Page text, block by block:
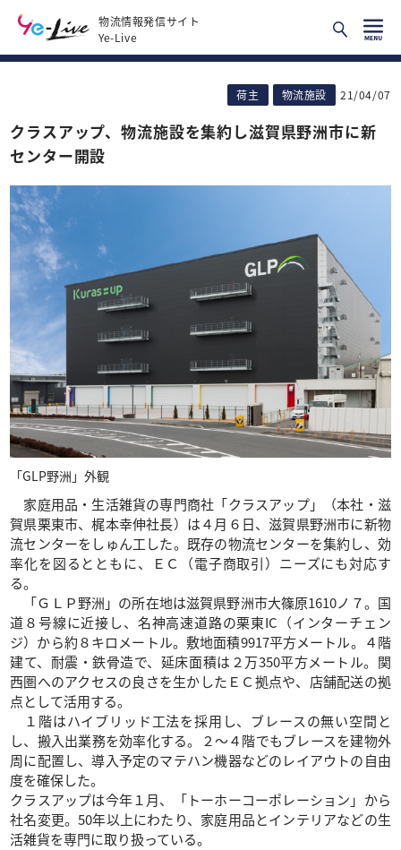
物流情報発信サイト
Ye-Live
荷主 物流施設 21/04/07
クラスアップ、物流施設を集約し滋賀県野洲市に新
センター開設
「GLP野洲」外観
家庭用品・生活雑貨の専門商社「クラスアップ」（本社・滋
賀県栗東市、梶本幸伸社長）は４月６日、滋賀県野洲市に新物
流センターをしゅん工した。既存の物流センターを集約し、効
率化を図るとともに、ＥＣ（電子商取引）ニーズにも対応す
る。
「ＧＬＰ野洲」の所在地は滋賀県野洲市大篠原1610ノ７。国
道８号線に近接し、名神高速道路の栗東IC（インターチェン
ジ）から約８キロメートル。敷地面積9917平方メートル。４階
建て、耐震・鉄骨造で、延床面積は２万350平方メートル。関
西圏へのアクセスの良さを生かしたＥＣ拠点や、店舗配送の拠
点として活用する。
１階はハイブリッド工法を採用し、ブレースの無い空間と
し、搬入出業務を効率化する。２～４階でもブレースを建物外
周に配置し、導入予定のマテハン機器などのレイアウトの自由
度を確保した。
クラスアップは今年１月、「トーホーコーポレーション」から
社名変更。50年以上にわたり、家庭用品とインテリアなどの生
活雑貨を専門に取り扱っている。